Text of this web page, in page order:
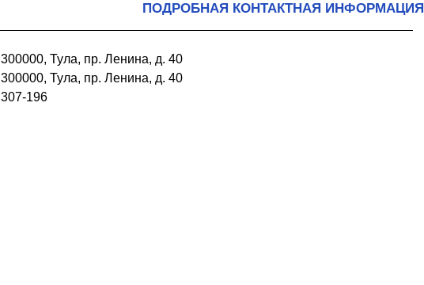
ПОДРОБНАЯ КОНТАКТНАЯ ИНФОРМАЦИЯ
300000, Тула, пр. Ленина, д. 40
300000, Тула, пр. Ленина, д. 40
307-196